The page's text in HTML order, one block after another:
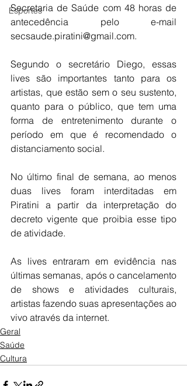
Esportes
Secretaria de Saúde com 48 horas de
antecedência pelo e-mail
secsaude.piratini@gmail.com.
Segundo o secretário Diego, essas
lives são importantes tanto para os
artistas, que estão sem o seu sustento,
quanto para o público, que tem uma
forma de entretenimento durante o
período em que é recomendado o
distanciamento social.
No último final de semana, ao menos
duas lives foram interditadas em
Piratini a partir da interpretação do
decreto vigente que proibia esse tipo
de atividade.
As lives entraram em evidência nas
últimas semanas, após o cancelamento
de shows e atividades culturais,
artistas fazendo suas apresentações ao
vivo através da internet.
Geral
Saúde
Cultura